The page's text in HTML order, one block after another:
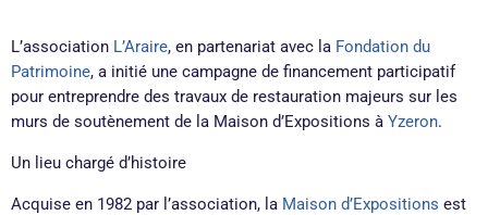
L’association L’Araire, en partenariat avec la Fondation du
Patrimoine, a initié une campagne de financement participatif
pour entreprendre des travaux de restauration majeurs sur les
murs de soutènement de la Maison d’Expositions à Yzeron.
Un lieu chargé d’histoire
Acquise en 1982 par l’association, la Maison d’Expositions est